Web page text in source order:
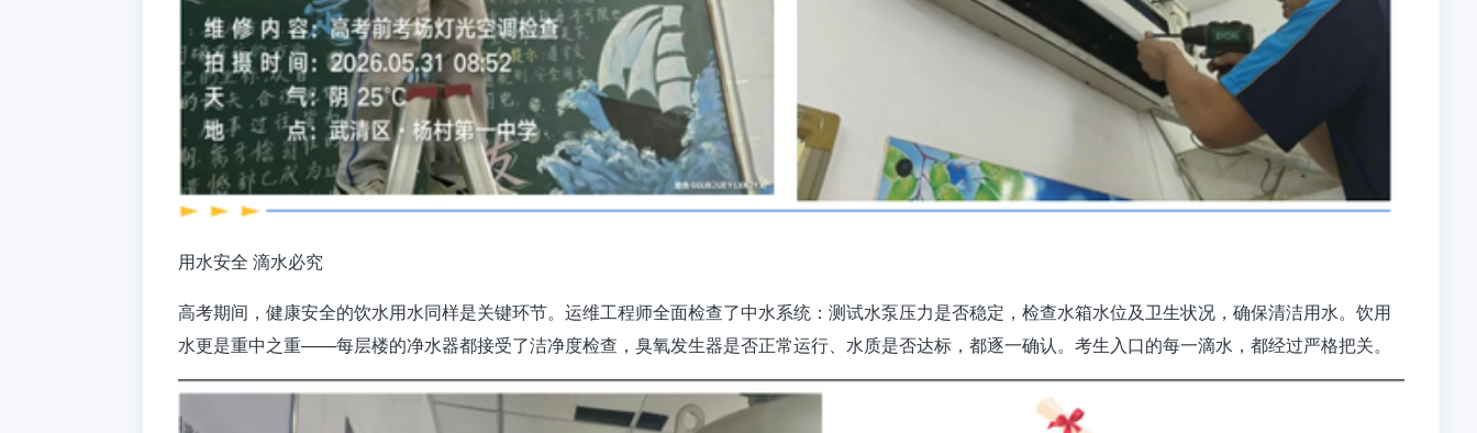
用水安全 滴水必究
高考期间，健康安全的饮水用水同样是关键环节。运维工程师全面检查了中水系统：测试水泵压力是否稳定，检查水箱水位及卫生状况，确保清洁用水。饮用
水更是重中之重——每层楼的净水器都接受了洁净度检查，臭氧发生器是否正常运行、水质是否达标，都逐一确认。 考生入口的每一滴水，都经过严格把关。